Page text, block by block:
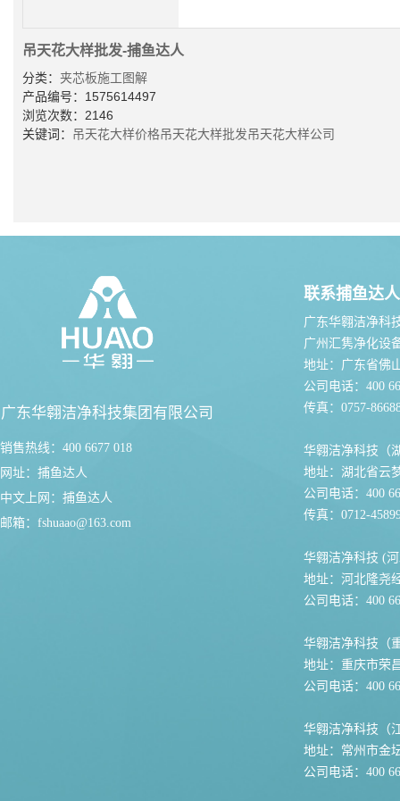
吊天花大样批发-捕鱼达人
分类： 夹芯板施工图解
产品编号：1575614497
浏览次数：2146
关键词： 吊天花大样价格吊天花大样批发吊天花大样公司
广东华翱洁净科技集团有限公司
销售热线：400 6677 018
网址： 捕鱼达人
中文上网： 捕鱼达人
邮箱： fshuaao@163.com
联系捕鱼达人
广东华翱洁净科
广州汇隽净化设
地址：广东省佛
公司电话：400
传真：0757-
华翱洁净科技（
地址：湖北省云
公司电话：400
传真：0712-
华翱洁净科技 (
地址：河北隆尧
公司电话：400
华翱洁净科技（
地址：重庆市荣
公司电话：400
华翱洁净科技（
地址：常州市金
公司电话：400